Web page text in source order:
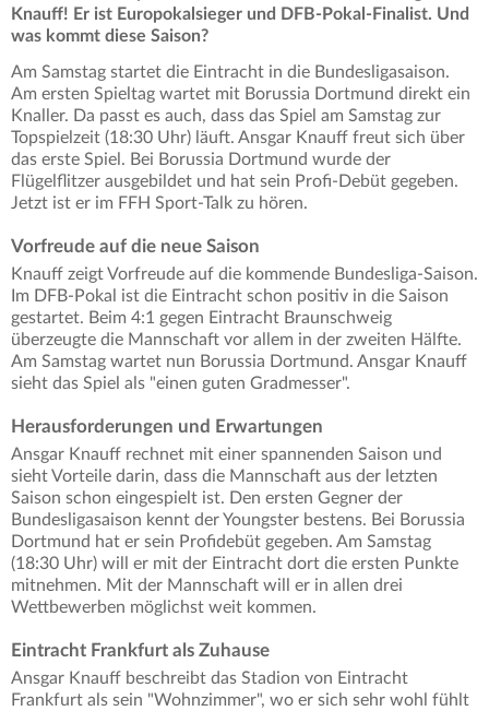
Knauff! Er ist Europokalsieger und DFB-Pokal-Finalist. Und
was kommt diese Saison?
Am Samstag startet die Eintracht in die Bundesligasaison.
Am ersten Spieltag wartet mit Borussia Dortmund direkt ein
Knaller. Da passt es auch, dass das Spiel am Samstag zur
Topspielzeit (18:30 Uhr) läuft. Ansgar Knauff freut sich über
das erste Spiel. Bei Borussia Dortmund wurde der
Flügelflitzer ausgebildet und hat sein Profi-Debüt gegeben.
Jetzt ist er im FFH Sport-Talk zu hören.
Vorfreude auf die neue Saison
Knauff zeigt Vorfreude auf die kommende Bundesliga-Saison.
Im DFB-Pokal ist die Eintracht schon positiv in die Saison
gestartet. Beim 4:1 gegen Eintracht Braunschweig
überzeugte die Mannschaft vor allem in der zweiten Hälfte.
Am Samstag wartet nun Borussia Dortmund. Ansgar Knauff
sieht das Spiel als "einen guten Gradmesser".
Herausforderungen und Erwartungen
Ansgar Knauff rechnet mit einer spannenden Saison und
sieht Vorteile darin, dass die Mannschaft aus der letzten
Saison schon eingespielt ist. Den ersten Gegner der
Bundesligasaison kennt der Youngster bestens. Bei Borussia
Dortmund hat er sein Profidebüt gegeben. Am Samstag
(18:30 Uhr) will er mit der Eintracht dort die ersten Punkte
mitnehmen. Mit der Mannschaft will er in allen drei
Wettbewerben möglichst weit kommen.
Eintracht Frankfurt als Zuhause
Ansgar Knauff beschreibt das Stadion von Eintracht
Frankfurt als sein "Wohnzimmer", wo er sich sehr wohl fühlt